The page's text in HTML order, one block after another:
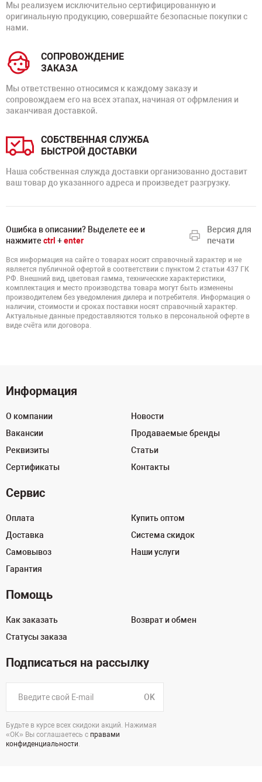
Мы реализуем исключительно сертифицированную и
оригинальную продукцию, совершайте безопасные покупки с
нами.
СОПРОВОЖДЕНИЕ
ЗАКАЗА
Мы ответственно относимся к каждому заказу и
сопровождаем его на всех этапах, начиная от офрмления и
заканчивая доставкой.
СОБСТВЕННАЯ СЛУЖБА
БЫСТРОЙ ДОСТАВКИ
Наша собственная служда доставки организованно доставит
ваш товар до указанного адреса и произведет разгрузку.
Ошибка в описании? Выделете ее и
нажмите ctrl +enter
Версия для
печати
Вся информация на сайте о товарах носит справочный характер и не
является публичной офертой в соответствии с пунктом 2 статьи 437 ГК
РФ. Внешний вид, цветовая гамма, технические характеристики,
комплектация и место производства товара могут быть изменены
производителем без уведомления дилера и потребителя. Информация о
наличии, стоимости и сроках поставки носят справочный характер.
Актуальные данные предоставляются только в персональной оферте в
виде счёта или договора.
Информация
О компании
Вакансии
Реквизиты
Сертификаты
Новости
Продаваемые бренды
Статьи
Контакты
Сервис
Оплата
Доставка
Самовывоз
Гарантия
Купить оптом
Система скидок
Наши услуги
Помощь
Как заказать
Статусы заказа
Возврат и обмен
Подписаться на рассылку
OK
Будьте в курсе всех скидоки акций. Нажимая
«ОК» Вы соглашаетесь с правами
конфиденциальности.